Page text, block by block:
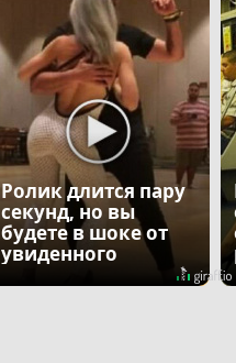
Ролик длится пару
секунд, но вы
будете в шоке от
увиденного